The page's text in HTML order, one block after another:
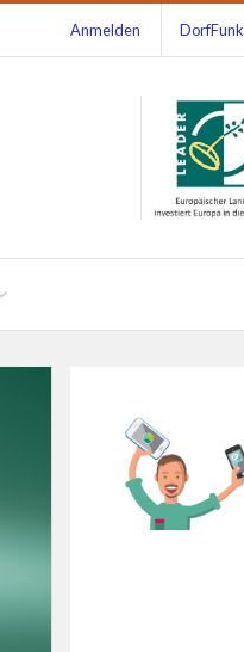
Anmelden DorfFunk